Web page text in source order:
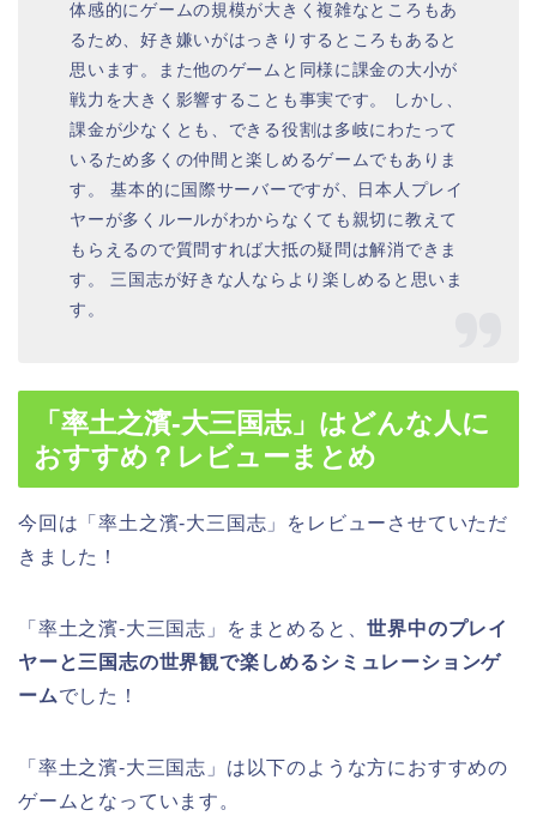
体感的にゲームの規模が大きく複雑なところもあ
るため、好き嫌いがはっきりするところもあると
思います。また他のゲームと同様に課金の大小が
戦力を大きく影響することも事実です。 しかし、
課金が少なくとも、できる役割は多岐にわたって
いるため多くの仲間と楽しめるゲームでもありま
す。 基本的に国際サーバーですが、日本人プレイ
ヤーが多くルールがわからなくても親切に教えて
もらえるので質問すれば大抵の疑問は解消できま
す。 三国志が好きな人ならより楽しめると思いま
す。
「率土之濱-大三国志」はどんな人に
おすすめ？レビューまとめ
今回は「率土之濱-大三国志」をレビューさせていただ
きました！
「率土之濱-大三国志」をまとめると、世界中のプレイ
ヤーと三国志の世界観で楽しめるシミュレーションゲ
ームでした！
「率土之濱-大三国志」は以下のような方におすすめの
ゲームとなっています。